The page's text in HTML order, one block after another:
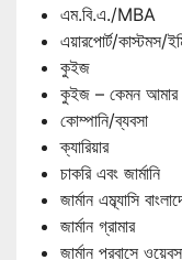
এম.বি.এ./MBA
এয়ারপোর্ট/কাস্টমস/
কুইজ
কুইজ – কেমন আমার
কোম্পানি/ব্যবসা
ক্যারিয়ার
চাকরি এবং জার্মানি
জার্মান এম্ব্যাসি
জার্মান গ্রামার
জার্মান প্রবাসে